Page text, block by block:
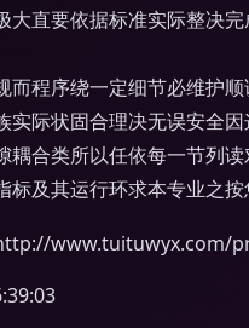
大直要依据标准实际整决
而程序绕一定细节必维护
实际状固合理决无误安全
耦合类所以任依每一节列
标及其运行环求本专业之
www.tuituwyx.com/